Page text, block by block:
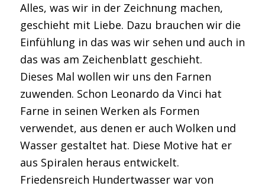
Alles, was wir in der Zeichnung machen,
geschieht mit Liebe. Dazu brauchen wir die
Einfühlung in das was wir sehen und auch in
das was am Zeichenblatt geschieht.
Dieses Mal wollen wir uns den Farnen
zuwenden. Schon Leonardo da Vinci hat
Farne in seinen Werken als Formen
verwendet, aus denen er auch Wolken und
Wasser gestaltet hat. Diese Motive hat er
aus Spiralen heraus entwickelt.
Friedensreich Hundertwasser war von